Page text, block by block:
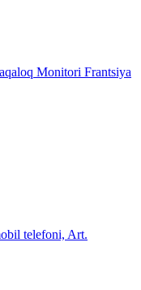
Monitori Frantsiya
telefoni, Art.